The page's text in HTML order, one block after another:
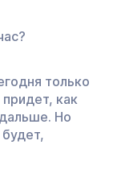
только
как
Но